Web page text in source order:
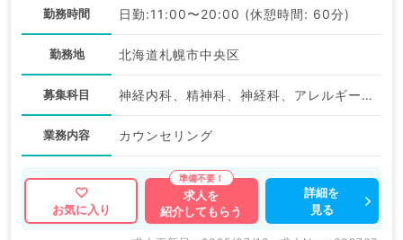
勤務時間 日勤:11:00〜20:00 (休憩時間: 60分)
勤務地 北海道札幌市中央区
募集科目 神経内科、精神科、神経科、アレルギー科、小児科、整形外科、形成外科、美容外科、脳神経外科、呼吸器外科、心臓血管外科、小児外科、皮膚科、泌尿器科、産婦人科、産科、婦人科、眼科、耳鼻咽喉科、気管食道科、放射線科、リハビリテーション科、麻酔科、ペインクリニック、人工透析科、緩和ケア科、一般内科、循環器内科、呼吸器内科、消化器内科、内分泌・代謝内科、腎臓内科、老年内科、血液内科、外科系全般、一般外科、消化器外科、乳腺外科、総合診療科、美容皮膚科、健診・人間ドック、救急科・ＩＣＵ、病理科、基礎医学系、膠原病科、スポーツ整形外科、大腸・肛門外科、その他、産業医、科目不問
業務内容 カウンセリング
お気に入り
求人を
紹介してもらう
詳細を
見る